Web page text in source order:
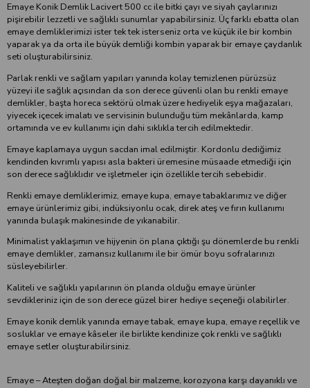
Emaye Konik Demlik Lacivert 500 cc ile bitki çayı ve siyah çaylarınızı
pişirebilir lezzetli ve sağlıklı sunumlar yapabilirsiniz. Üç farklı ebatta olan
emaye demliklerimizi ister tek tek isterseniz orta ve küçük ile bir kombin
yaparak ya da orta ile büyük demliği kombin yaparak bir emaye çaydanlık
seti oluşturabilirsiniz.
Parlak renkli ve sağlam yapıları yanında kolay temizlenen pürüzsüz
yüzeyi ile sağlık açısından da son derece güvenli olan bu renkli emaye
demlikler, başta horeca sektörü olmak üzere hediyelik eşya mağazaları,
yiyecek içecek imalatı ve servisinin bulunduğu tüm mekânlarda, kamp
ortamında ve ev kullanımı için dahi sıklıkla tercih edilmektedir.
Emaye kaplamaya uygun sacdan imal edilmiştir. Kordonlu dediğimiz
kendinden kıvrımlı yapısı asla bakteri üremesine müsaade etmediği için
son derece sağlıklıdır ve işletmeler için özellikle tercih sebebidir.
Renkli emaye demliklerimiz, emaye kupa, emaye tabaklarımız ve diğer
emaye ürünlerimiz gibi, indüksiyonlu ocak, direk ateş ve fırın kullanımı
yanında bulaşık makinesinde de yıkanabilir.
Minimalist yaklaşımın ve hijyenin ön plana çıktığı şu dönemlerde bu renkli
emaye demlikler, zamansız kullanımı ile bir ömür boyu sofralarınızı
süsleyebilirler.
Kaliteli ve sağlıklı yapılarının ön planda olduğu emaye ürünler
sevdikleriniz için de son derece güzel birer hediye seçeneği olabilirler.
Emaye konik demlik yanında emaye tabak, emaye kupa, emaye reçellik ve
sosluklar ve emaye kâseler ile birlikte kendinize çok renkli ve sağlıklı
emaye setler oluşturabilirsiniz.
Emaye – Ateşten doğan doğal bir malzeme, korozyona karşı dayanıklı ve